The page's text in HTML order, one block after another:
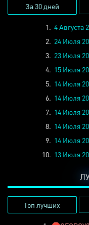
За 30 дней
1. 4 Августа
2. 24 Июля
3. 23 Июля
4. 15 Июля
5. 14 Июля
6. 14 Июля
7. 14 Июля
8. 14 Июля
9. 14 Июля
10. 13 Июля
Топ лучших